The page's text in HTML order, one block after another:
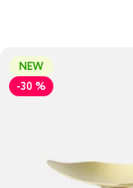
NEW
-30 %